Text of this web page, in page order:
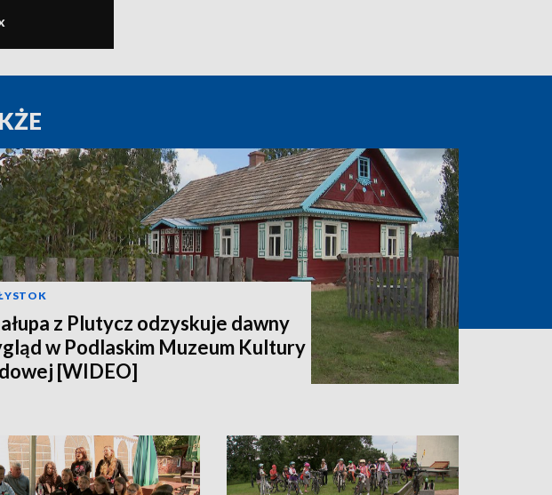
z Plutycz odzyskuje dawny
w Podlaskim Muzeum Kultury
[WIDEO]